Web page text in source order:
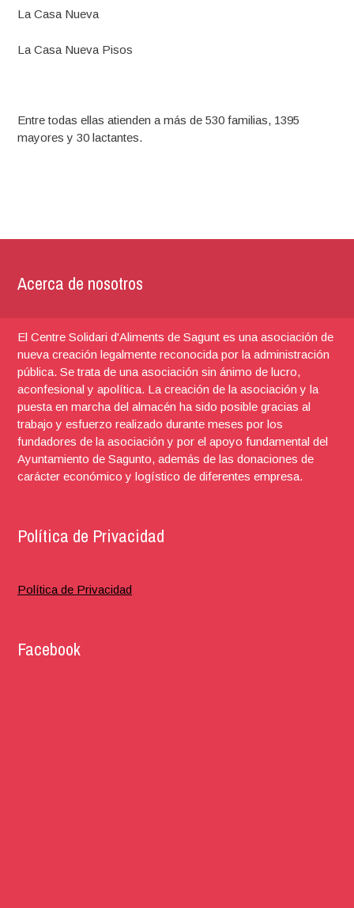
La Casa Nueva
La Casa Nueva Pisos
Entre todas ellas atienden a más de 530 familias, 1395
mayores y 30 lactantes.
Acerca de nosotros
El Centre Solidari d'Aliments de Sagunt es una asociación de
nueva creación legalmente reconocida por la administración
pública. Se trata de una asociación sin ánimo de lucro,
aconfesional y apolítica. La creación de la asociación y la
puesta en marcha del almacén ha sido posible gracias al
trabajo y esfuerzo realizado durante meses por los
fundadores de la asociación y por el apoyo fundamental del
Ayuntamiento de Sagunto, además de las donaciones de
carácter económico y logístico de diferentes empresa.
Política de Privacidad
Política de Privacidad
Facebook